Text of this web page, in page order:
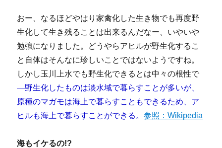
おー、なるほどやはり家禽化した生き物でも再度野
生化して生き残ることは出来るんだなー、いやいや
勉強になりました。どうやらアヒルが野生化するこ
と自体はそんなに珍しいことではないようですね。
しかし玉川上水でも野生化できるとは中々の根性で
—野生化したものは淡水域で暮らすことが多いが、
原種のマガモは海上で暮らすこともできるため、ア
ヒルも海上で暮らすことができる。参照：Wikipedia
海もイケるの!?